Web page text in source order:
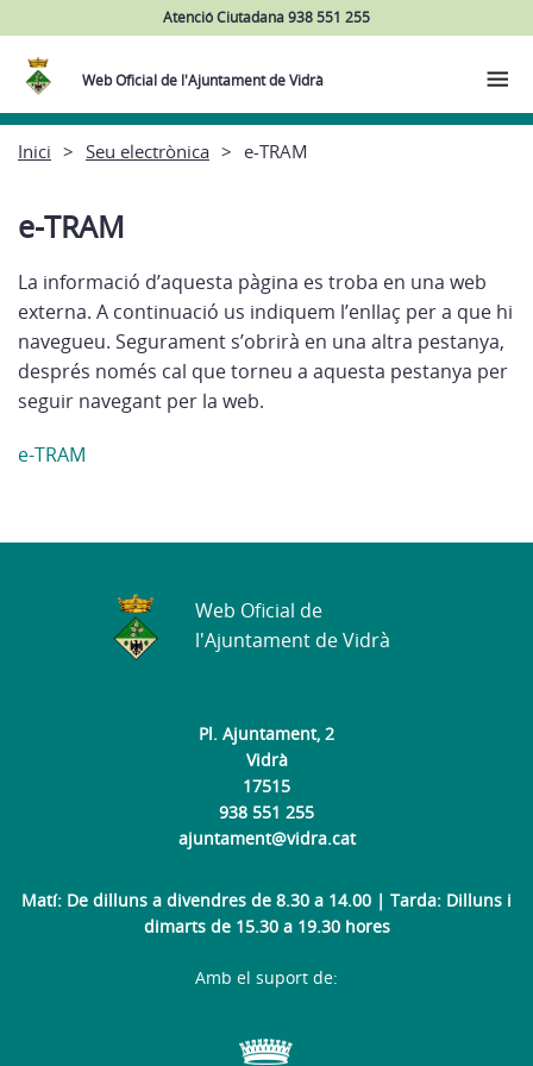
Atenció Ciutadana 938 551 255
Web Oficial de l'Ajuntament de Vidrà
Inici Seu electrònica e-TRAM
e-TRAM
La informació d’aquesta pàgina es troba en una web
externa. A continuació us indiquem l’enllaç per a que hi
navegueu. Segurament s’obrirà en una altra pestanya,
després només cal que torneu a aquesta pestanya per
seguir navegant per la web.
e-TRAM
Pl. Ajuntament, 2
Vidrà
17515
938 551 255
ajuntament@vidra.cat
Matí: De dilluns a divendres de 8.30 a 14.00 | Tarda: Dilluns i
dimarts de 15.30 a 19.30 hores
Web Oficial de
l'Ajuntament de Vidrà
Amb el suport de: